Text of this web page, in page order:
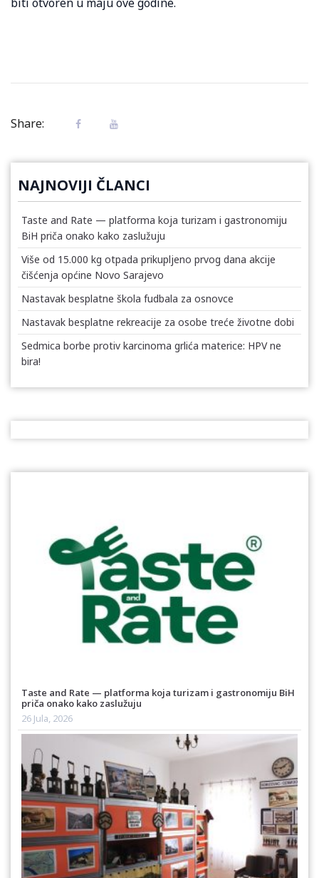
Share:
NAJNOVIJI ČLANCI
Taste and Rate — platforma koja turizam i gastronomiju
BiH priča onako kako zaslužuju
Više od 15.000 kg otpada prikupljeno prvog dana akcije
čišćenja općine Novo Sarajevo
Nastavak besplatne škola fudbala za osnovce
Nastavak besplatne rekreacije za osobe treće životne dobi
Sedmica borbe protiv karcinoma grlića materice: HPV ne
bira!
Taste and Rate — platforma koja turizam i gastronomiju BiH
priča onako kako zaslužuju
26 Jula, 2026